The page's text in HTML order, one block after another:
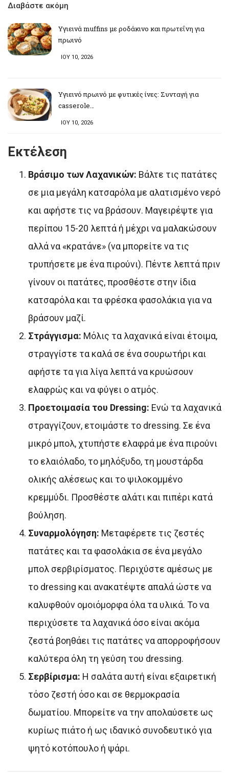
Διαβάστε ακόμη
Υγιεινά muffins με ροδάκινο και πρωτεΐνη για
πρωινό
ΙΟΥ 10, 2026
Υγιεινό πρωινό με φυτικές ίνες: Συνταγή για
casserole…
ΙΟΥ 10, 2026
Εκτέλεση
Βράσιμο των Λαχανικών: Βάλτε τις πατάτες
σε μια μεγάλη κατσαρόλα με αλατισμένο νερό
και αφήστε τις να βράσουν. Μαγειρέψτε για
περίπου 15-20 λεπτά ή μέχρι να μαλακώσουν
αλλά να «κρατάνε» (να μπορείτε να τις
τρυπήσετε με ένα πιρούνι). Πέντε λεπτά πριν
γίνουν οι πατάτες, προσθέστε στην ίδια
κατσαρόλα και τα φρέσκα φασολάκια για να
βράσουν μαζί.
Στράγγισμα: Μόλις τα λαχανικά είναι έτοιμα,
στραγγίστε τα καλά σε ένα σουρωτήρι και
αφήστε τα για λίγα λεπτά να κρυώσουν
ελαφρώς και να φύγει ο ατμός.
Προετοιμασία του Dressing: Ενώ τα λαχανικά
στραγγίζουν, ετοιμάστε το dressing. Σε ένα
μικρό μπολ, χτυπήστε ελαφρά με ένα πιρούνι
το ελαιόλαδο, το μηλόξυδο, τη μουστάρδα
ολικής αλέσεως και το ψιλοκομμένο
κρεμμύδι. Προσθέστε αλάτι και πιπέρι κατά
βούληση.
Συναρμολόγηση: Μεταφέρετε τις ζεστές
πατάτες και τα φασολάκια σε ένα μεγάλο
μπολ σερβιρίσματος. Περιχύστε αμέσως με
το dressing και ανακατέψτε απαλά ώστε να
καλυφθούν ομοιόμορφα όλα τα υλικά. Το να
περιχύσετε τα λαχανικά όσο είναι ακόμα
ζεστά βοηθάει τις πατάτες να απορροφήσουν
καλύτερα όλη τη γεύση του dressing.
Σερβίρισμα: Η σαλάτα αυτή είναι εξαιρετική
τόσο ζεστή όσο και σε θερμοκρασία
δωματίου. Μπορείτε να την απολαύσετε ως
κυρίως πιάτο ή ως ιδανικό συνοδευτικό για
ψητό κοτόπουλο ή ψάρι.